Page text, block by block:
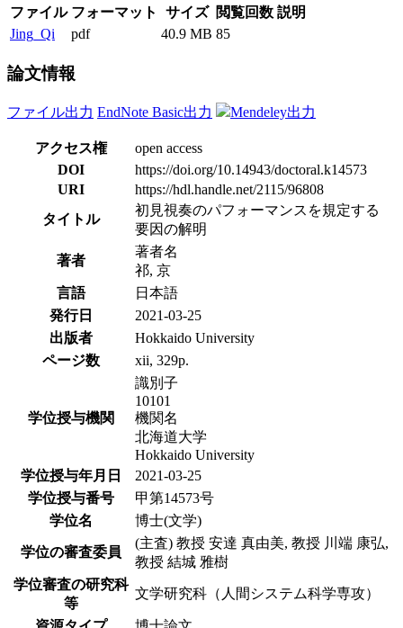
ファイル フォーマット サイズ 閲覧回数 説明
Jing_Qi
pdf 40.9 MB 85
論文情報
ファイル出力 EndNote Basic出力 Mendeley出力
アクセス権
open access
DOI
https://doi.org/10.14943/doctoral.k14573
URI
https://hdl.handle.net/2115/96808
タイトル
初見視奏のパフォーマンスを規定する
要因の解明
著者
著者名
祁, 京
言語
日本語
発行日
2021-03-25
出版者
Hokkaido University
ページ数
xii, 329p.
学位授与機関
識別子
10101
機関名
北海道大学
Hokkaido University
学位授与年月日
2021-03-25
学位授与番号
甲第14573号
学位名
博士(文学)
学位の審査委員
(主査) 教授 安達 真由美, 教授 川端 康弘,
教授 結城 雅樹
学位審査の研究科
等
文学研究科（人間システム科学専攻）